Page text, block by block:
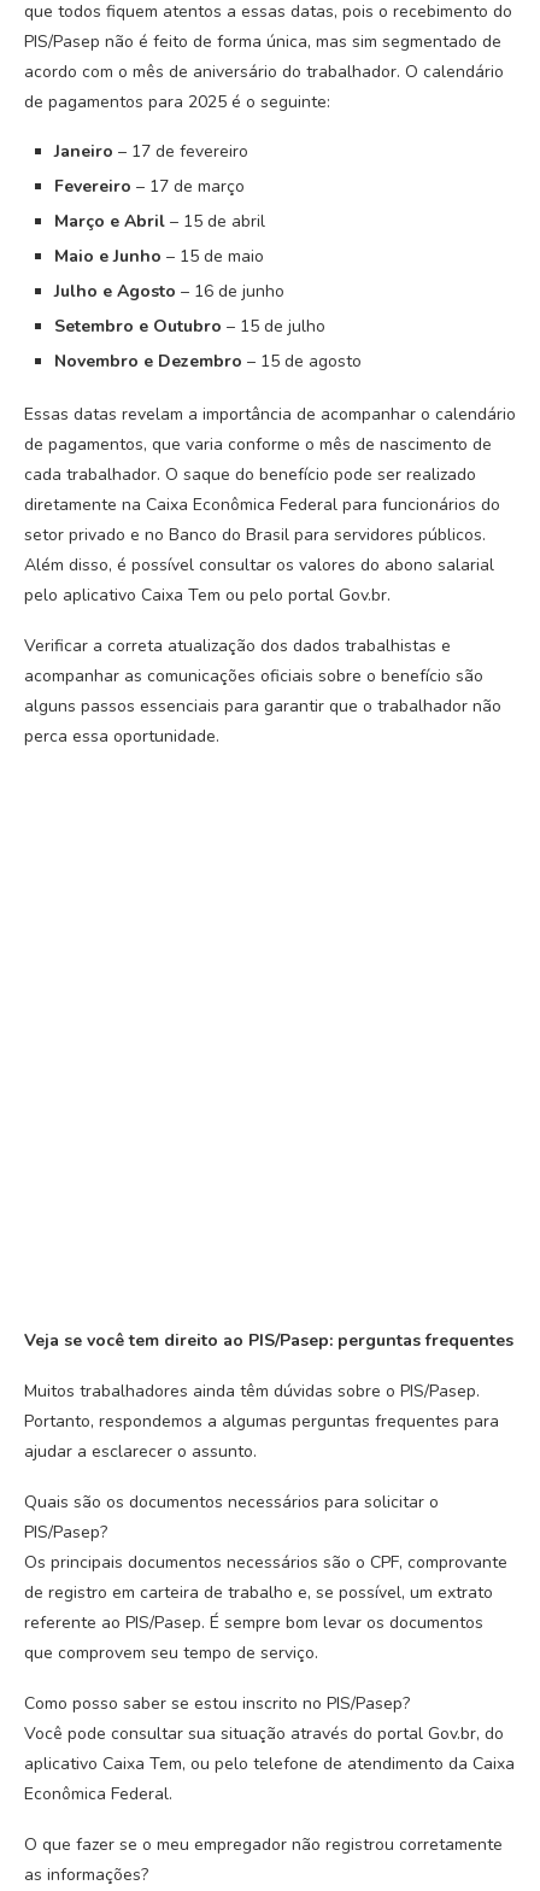
que todos fiquem atentos a essas datas, pois o recebimento do
PIS/Pasep não é feito de forma única, mas sim segmentado de
acordo com o mês de aniversário do trabalhador. O calendário
de pagamentos para 2025 é o seguinte:
Janeiro – 17 de fevereiro
Fevereiro – 17 de março
Março e Abril – 15 de abril
Maio e Junho – 15 de maio
Julho e Agosto – 16 de junho
Setembro e Outubro – 15 de julho
Novembro e Dezembro – 15 de agosto
Essas datas revelam a importância de acompanhar o calendário
de pagamentos, que varia conforme o mês de nascimento de
cada trabalhador. O saque do benefício pode ser realizado
diretamente na Caixa Econômica Federal para funcionários do
setor privado e no Banco do Brasil para servidores públicos.
Além disso, é possível consultar os valores do abono salarial
pelo aplicativo Caixa Tem ou pelo portal Gov.br.
Verificar a correta atualização dos dados trabalhistas e
acompanhar as comunicações oficiais sobre o benefício são
alguns passos essenciais para garantir que o trabalhador não
perca essa oportunidade.
Veja se você tem direito ao PIS/Pasep: perguntas frequentes
Muitos trabalhadores ainda têm dúvidas sobre o PIS/Pasep.
Portanto, respondemos a algumas perguntas frequentes para
ajudar a esclarecer o assunto.
Quais são os documentos necessários para solicitar o
PIS/Pasep?
Os principais documentos necessários são o CPF, comprovante
de registro em carteira de trabalho e, se possível, um extrato
referente ao PIS/Pasep. É sempre bom levar os documentos
que comprovem seu tempo de serviço.
Como posso saber se estou inscrito no PIS/Pasep?
Você pode consultar sua situação através do portal Gov.br, do
aplicativo Caixa Tem, ou pelo telefone de atendimento da Caixa
Econômica Federal.
O que fazer se o meu empregador não registrou corretamente
as informações?